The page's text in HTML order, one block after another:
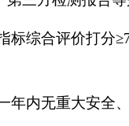
标综合评价打分
年内无重大安全